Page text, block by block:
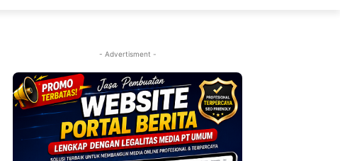
- Advertisment -